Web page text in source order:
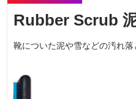
Rubber Scrub
靴についた泥や雪などの汚れ落